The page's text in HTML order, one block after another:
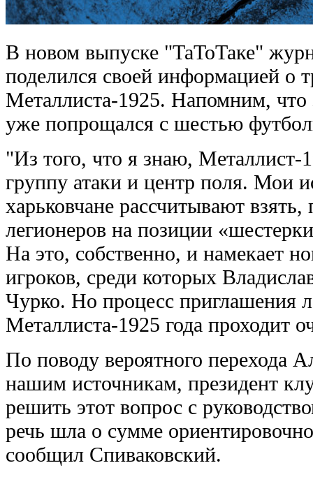
В новом выпуске "ТаТоТаке"
поделился своей информацией о
Металлиста-1925. Напомним,
уже попрощался с шестью
"Из того, что я знаю, Металлист-
группу атаки и центр поля. Мои
харьковчане рассчитывают
легионеров на позиции
На это, собственно, и намекает
игроков, среди которых
Чурко. Но процесс приглашения
Металлиста-1925 года проходит
По поводу вероятного перехода
нашим источникам, президент
решить этот вопрос с
речь шла о сумме
сообщил Спиваковский.